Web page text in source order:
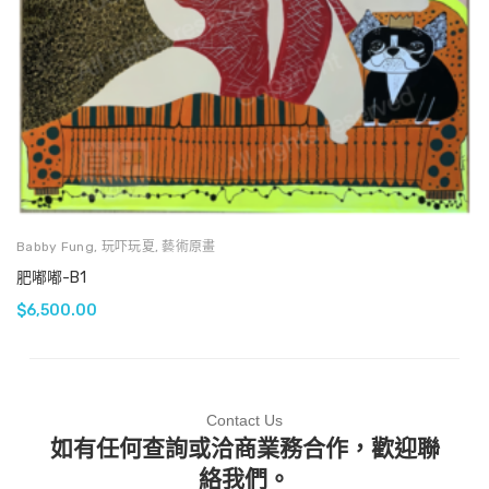
Babby Fung, 玩吓玩夏 , 藝術原畫
肥嘟嘟-B1
$6,500.00
Contact Us
如有任何查詢或洽商業務合作，歡迎聯
絡我們。